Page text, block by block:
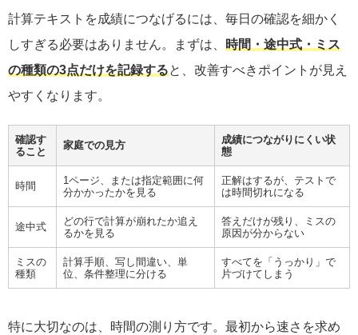
計算テキストを成績につなげるには、毎日の確認を細かく
しすぎる必要はありません。まずは、
時間・途中式・ミス
の種類の3点だけを記録すると、改善すべきポイントが見え
やすくなります。
確認す
ること
家庭での見方
成績につながりにくい状
態
時間
1ページ、または指定範囲に何
分かかったかを見る
正解はするが、テストで
は時間切れになる
途中式
どの行で計算が崩れたか追え
るかを見る
答えだけが残り、ミスの
原因が分からない
ミスの
種類
計算手順、写し間違い、単
位、条件整理に分ける
すべてを「うっかり」で
片づけてしまう
特に大切なのは、時間の測り方です。最初から速さを求め